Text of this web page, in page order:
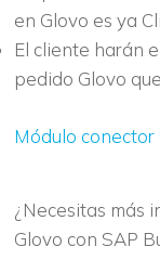
en Glovo es ya
El cliente harán
pedido Glovo
Módulo conector
¿Necesitas más
Glovo con SAP